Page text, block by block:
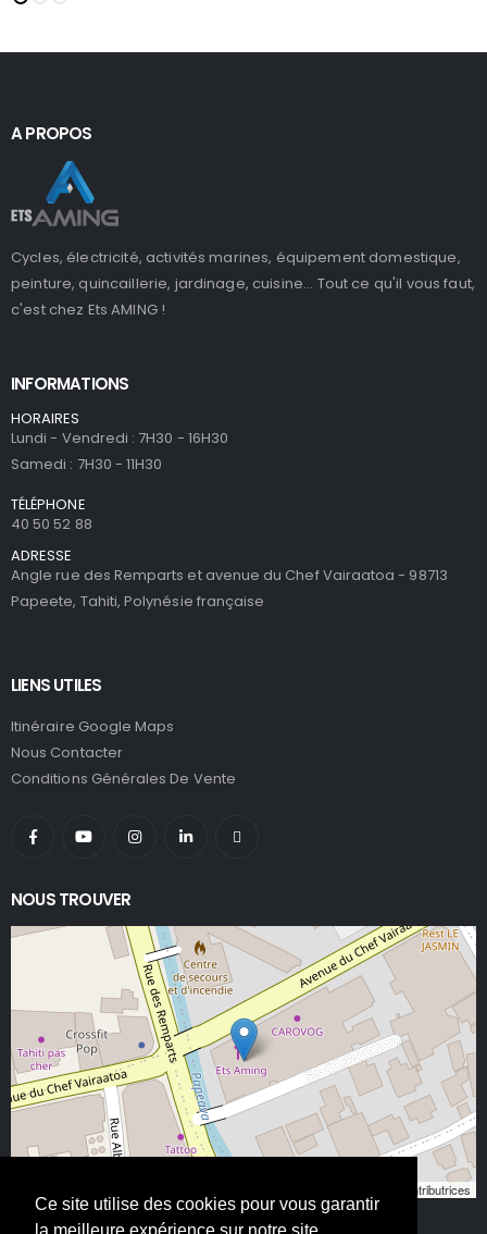
Ce site utilise des cookies pour vous garantir
A PROPOS
Cycles, électricité, activités marines, équipement domestique,
peinture, quincaillerie, jardinage, cuisine... Tout ce qu'il vous faut,
c'est chez Ets AMING !
INFORMATIONS
HORAIRES
Lundi - Vendredi : 7H30 - 16H30
Samedi : 7H30 - 11H30
TÉLÉPHONE
40 50 52 88
ADRESSE
Angle rue des Remparts et avenue du Chef Vairaatoa - 98713
Papeete, Tahiti, Polynésie française
LIENS UTILES
Itinéraire Google Maps
Nous Contacter
Conditions Générales De Vente
NOUS TROUVER
contributeurs/contributrices